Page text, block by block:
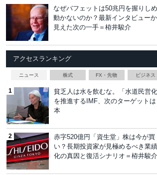
なぜバフェットは50兆円を握りし
動かないのか？最新インタビュー
見えた次の一手＝栫井駿介
アクセスランキング
ニュース 株式 FX・先物 ビジネス
貧乏人は水を飲むな。「水道民営化
を推進するIMF、次のターゲットは
本
赤字520億円「資生堂」株は今が買
い？長期投資家が見極めるべき業
化の真因と復活シナリオ＝栫井駿介